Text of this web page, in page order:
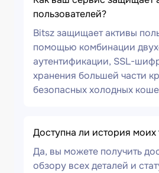
пользователей?
Bitsz защищает активы
помощью комбинации
аутентификации, SSL-
хранения большей части
безопасных холодных
Доступна ли история моих
Да, вы можете получить
обзору всех деталей и